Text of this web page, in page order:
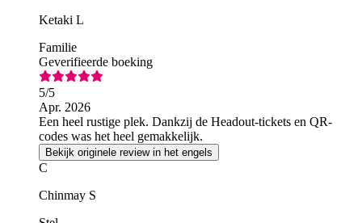
Ketaki L
Familie
Geverifieerde boeking
5/5
Apr. 2026
Een heel rustige plek. Dankzij de Headout-tickets en QR-
codes was het heel gemakkelijk.
Bekijk originele review in het engels
C
Chinmay S